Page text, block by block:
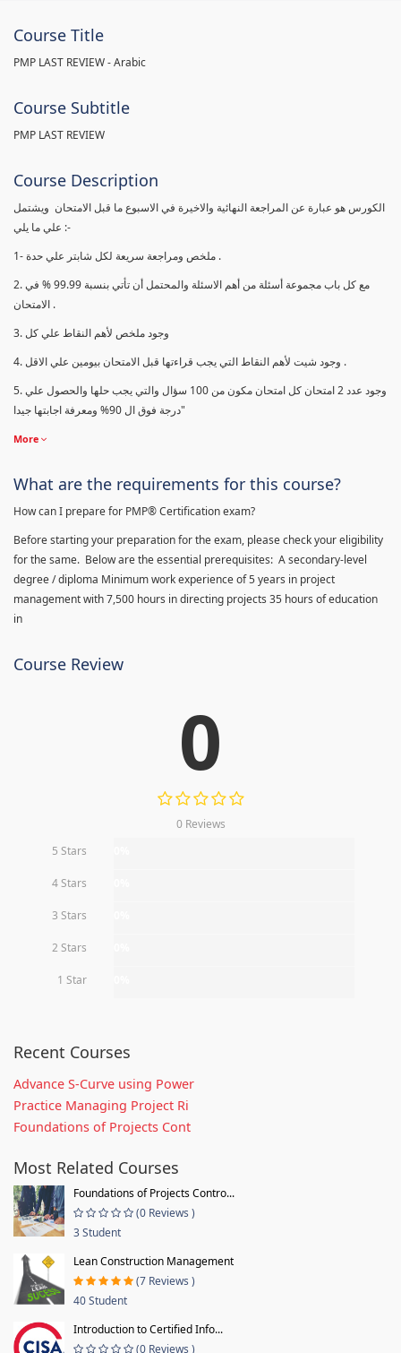
Course Title
PMP LAST REVIEW - Arabic
Course Subtitle
PMP LAST REVIEW
Course Description
الكورس هو عبارة عن المراجعة النهائية والاخيرة في الاسبوع ما قبل الامتحان ويشتمل
علي ما يلي :-
1- ملخص ومراجعة سريعة لكل شابتر علي حدة .
2. مع كل باب مجموعة أسئلة من أهم الاسئلة والمحتمل أن تأتي بنسبة 99.99 % في
الامتحان .
3. وجود ملخص لأهم النقاط علي كل
4. وجود شيت لأهم النقاط التي يجب قراءتها قبل الامتحان بيومين علي الاقل .
5. وجود عدد 2 امتحان كل امتحان مكون من 100 سؤال والتي يجب حلها والحصول علي
درجة فوق ال 90% ومعرفة اجابتها جيدا"
More
What are the requirements for this course?
How can I prepare for PMP® Certification exam?
Before starting your preparation for the exam, please check your eligibility
for the same. Below are the essential prerequisites: A secondary-level
degree / diploma Minimum work experience of 5 years in project
management with 7,500 hours in directing projects 35 hours of education
in
Course Review
0
0 Reviews
5 Stars
4 Stars
3 Stars
2 Stars
1 Star
Recent Courses
Advance S-Curve using Power
Practice Managing Project Ri
Foundations of Projects Cont
Most Related Courses
Foundations of Projects Contro...
(0 Reviews )
3 Student
Lean Construction Management
(7 Reviews )
40 Student
Introduction to Certified Info...
(0 Reviews )